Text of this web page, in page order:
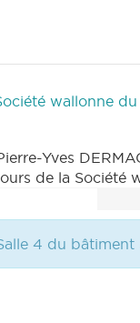
wallonne
Yves
de la Société
4 du bâtiment